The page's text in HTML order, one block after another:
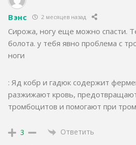
Вэнс 2 месяцев назад
Сирожа, ногу еще можно спасти.
болота. у тебя явно проблема с
ноги
: Яд кобр и гадюк содержит
разжижают кровь,
тромбоцитов и помогают при
3 Ответить